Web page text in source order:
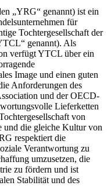
„YRG“ genannt) ist ein
für
Tochtergesellschaft der
genannt). Als
verfügt YTCL über ein
Image und einen guten
Anforderungen des
und der OECD-
Lieferketten
von
die gleiche Kultur von
respektiert die
Verantwortung zu
umzusetzen, die
zu fördern und ist
Stabilität und des